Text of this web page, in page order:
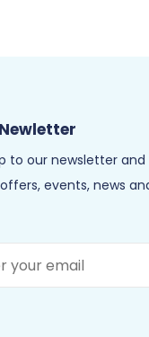
to our newsletter
events, news